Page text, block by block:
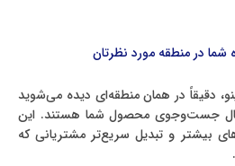
شما در منطقه مورد نظرتان
دقیقاً در همان منطقه‌ای دیده می‌شوید
جست‌وجوی محصول شما هستند. این
بیشتر و تبدیل سریع‌تر مشتریانی که